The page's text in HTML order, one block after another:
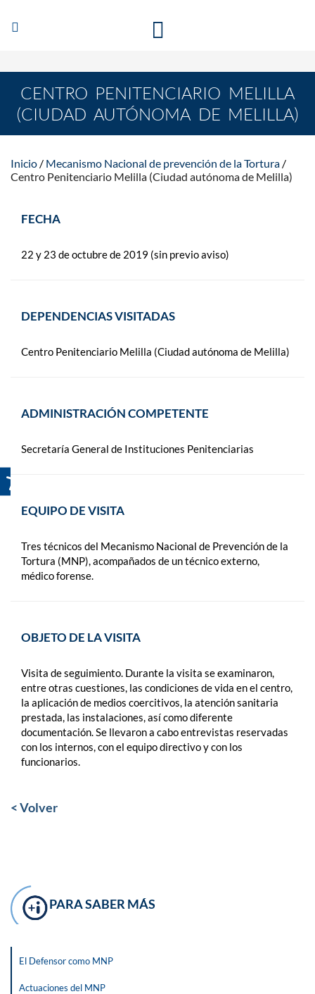
Abrir/Cerrar
navegación
CENTRO PENITENCIARIO MELILLA
(CIUDAD AUTÓNOMA DE MELILLA)
Inicio
Mecanismo Nacional de prevención de la Tortura
Centro Penitenciario Melilla (Ciudad autónoma de Melilla)
FECHA
22 y 23 de octubre de 2019 (sin previo aviso)
DEPENDENCIAS VISITADAS
Centro Penitenciario Melilla (Ciudad autónoma de Melilla)
ADMINISTRACIÓN COMPETENTE
Secretaría General de Instituciones Penitenciarias
EQUIPO DE VISITA
Tres técnicos del Mecanismo Nacional de Prevención de la
Tortura (MNP), acompañados de un técnico externo,
médico forense.
OBJETO DE LA VISITA
Visita de seguimiento. Durante la visita se examinaron,
entre otras cuestiones, las condiciones de vida en el centro,
la aplicación de medios coercitivos, la atención sanitaria
prestada, las instalaciones, así como diferente
documentación. Se llevaron a cabo entrevistas reservadas
con los internos, con el equipo directivo y con los
funcionarios.
< Volver
PARA SABER MÁS
El Defensor como MNP
Actuaciones del MNP